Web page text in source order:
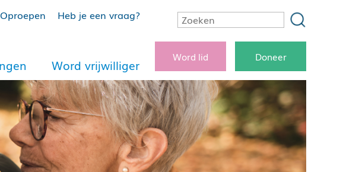
Oproepen Heb je een vraag?
Word vrijwilliger
Word lid Doneer